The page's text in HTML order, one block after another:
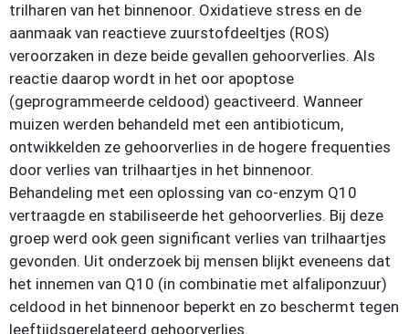
trilharen van het binnenoor. Oxidatieve stress en de
aanmaak van reactieve zuurstofdeeltjes (ROS)
veroorzaken in deze beide gevallen gehoorverlies. Als
reactie daarop wordt in het oor apoptose
(geprogrammeerde celdood) geactiveerd. Wanneer
muizen werden behandeld met een antibioticum,
ontwikkelden ze gehoorverlies in de hogere frequenties
door verlies van trilhaartjes in het binnenoor.
Behandeling met een oplossing van co-enzym Q10
vertraagde en stabiliseerde het gehoorverlies. Bij deze
groep werd ook geen significant verlies van trilhaartjes
gevonden. Uit onderzoek bij mensen blijkt eveneens dat
het innemen van Q10 (in combinatie met alfaliponzuur)
celdood in het binnenoor beperkt en zo beschermt tegen
leeftijdsgerelateerd gehoorverlies.